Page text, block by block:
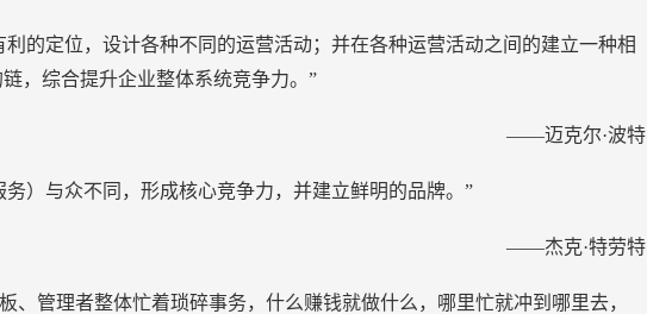
的定位，设计各种不同的运营活动；并在各种运营活动之间的建立一种相
，综合提升企业整体系统竞争力。”
——迈克尔·波特
）与众不同，形成核心竞争力，并建立鲜明的品牌。”
——杰克·特劳特
、管理者整体忙着琐碎事务，什么赚钱就做什么，哪里忙就冲到哪里去，